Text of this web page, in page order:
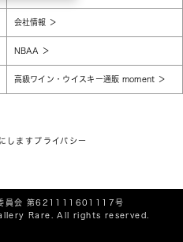
会社情報
NBAA
高級ワイン・ウイスキー通販 moment
員会 第621111601117号
Rare. All rights reserved.